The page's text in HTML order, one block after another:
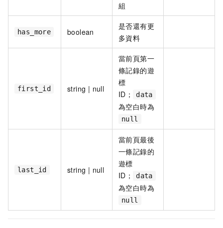
組
has_more boolean
是否還有更
多資料
first_id string | null
當前頁第一
條記錄的遊
標
ID；
data
為空白時為
null
last_id string | null
當前頁最後
一條記錄的
遊標
ID；
data
為空白時為
null